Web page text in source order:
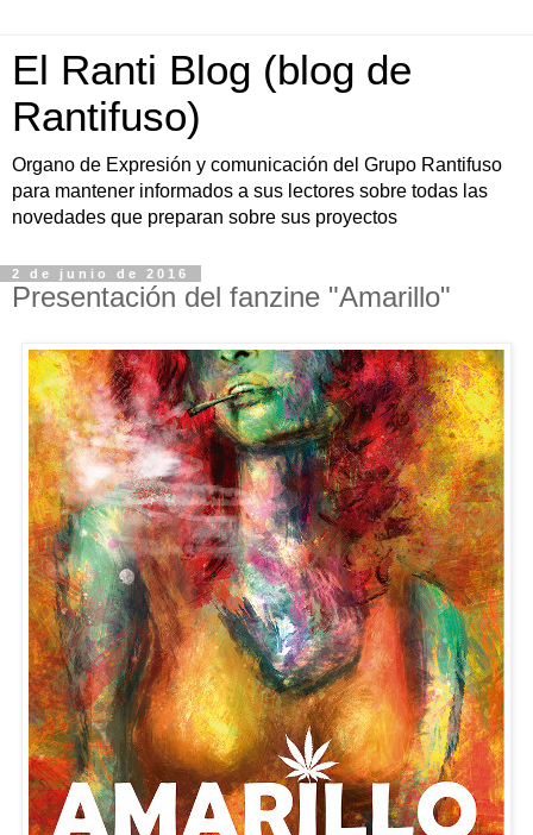
El Ranti Blog (blog de
Rantifuso)
Organo de Expresión y comunicación del Grupo Rantifuso
para mantener informados a sus lectores sobre todas las
novedades que preparan sobre sus proyectos
2 de junio de 2016
Presentación del fanzine "Amarillo"